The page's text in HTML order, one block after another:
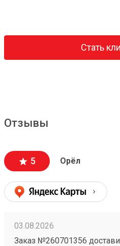
Стать
Отзывы
5 Орёл
03.08.2026
Заказ №260701356